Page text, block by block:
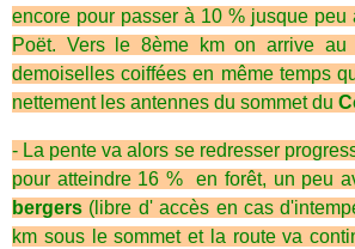
encore pour passer à 10 % jusque peu
Poët. Vers le 8ème km on arrive au
demoiselles coiffées en même temps
nettement les antennes du sommet du
- La pente va alors se redresser
pour atteindre 16 % en forêt, un peu
bergers (libre d' accès en cas
km sous le sommet et la route va